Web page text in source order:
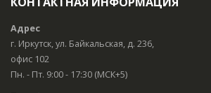
Адрес
г. Иркутск, ул. Байкальская, д. 236,
офис 102
Пн. - Пт. 9:00 - 17:30 (МСК+5)